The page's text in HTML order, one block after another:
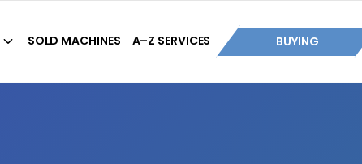
SOLD MACHINES A–Z SERVICES BUYING